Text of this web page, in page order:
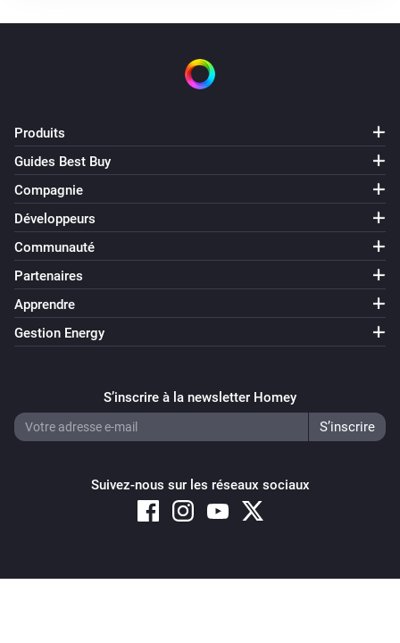
Produits
Guides Best Buy
Compagnie
Développeurs
Communauté
Partenaires
Apprendre
Gestion Energy
S’inscrire à la newsletter Homey
Suivez-nous sur les réseaux sociaux